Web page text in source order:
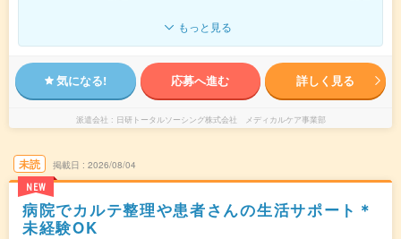
もっと見る
気になる! 応募へ進む 詳しく見る
派遣会社 日研トータルソーシング株式会社 メディカルケア事業部
未読
NEW
掲載日 2026/08/04
病院でカルテ整理や患者さんの生活サポート＊
未経験OK